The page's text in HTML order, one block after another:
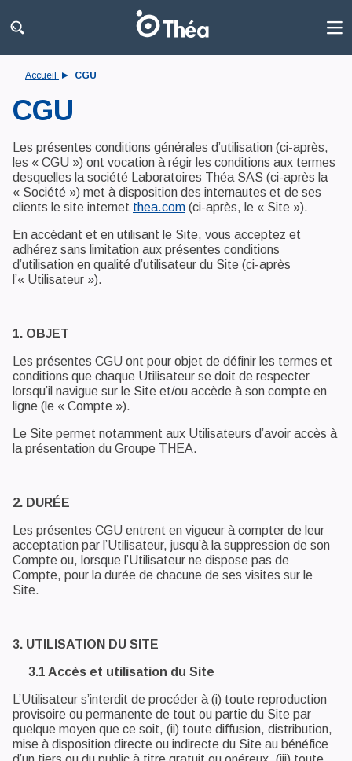
Accueil CGU
CGU
Les présentes conditions générales d’utilisation (ci-après,
les « CGU ») ont vocation à régir les conditions aux termes
desquelles la société Laboratoires Théa SAS (ci-après la
« Société ») met à disposition des internautes et de ses
clients le site internet thea.com (ci-après, le « Site »).
En accédant et en utilisant le Site, vous acceptez et
adhérez sans limitation aux présentes conditions
d’utilisation en qualité d’utilisateur du Site (ci-après
l’« Utilisateur »).
1. OBJET
Les présentes CGU ont pour objet de définir les termes et
conditions que chaque Utilisateur se doit de respecter
lorsqu’il navigue sur le Site et/ou accède à son compte en
ligne (le « Compte »).
Le Site permet notamment aux Utilisateurs d’avoir accès à
la présentation du Groupe THEA.
2. DURÉE
Les présentes CGU entrent en vigueur à compter de leur
acceptation par l’Utilisateur, jusqu’à la suppression de son
Compte ou, lorsque l’Utilisateur ne dispose pas de
Compte, pour la durée de chacune de ses visites sur le
Site.
3. UTILISATION DU SITE
3.1 Accès et utilisation du Site
L’Utilisateur s’interdit de procéder à (i) toute reproduction
provisoire ou permanente de tout ou partie du Site par
quelque moyen que ce soit, (ii) toute diffusion, distribution,
mise à disposition directe ou indirecte du Site au bénéfice